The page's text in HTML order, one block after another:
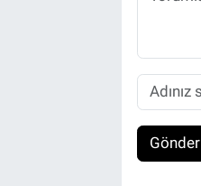
Gönder